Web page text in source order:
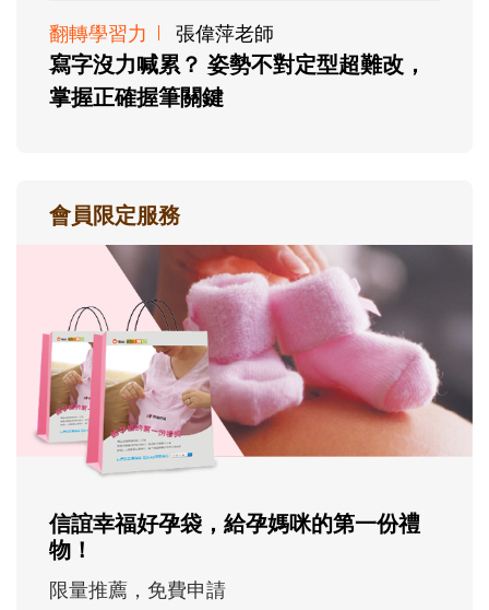
翻轉學習力 張偉萍老師
寫字沒力喊累？ 姿勢不對定型超難改，
掌握正確握筆關鍵
會員限定服務
信誼幸福好孕袋，給孕媽咪的第一份禮
物！
限量推薦，免費申請